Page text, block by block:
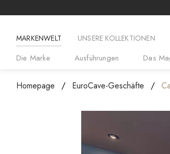
MARKENWELT
Die Marke Ausführungen Das
UNSERE KOLLEKTIONEN
Homepage EuroCave-Geschäfte